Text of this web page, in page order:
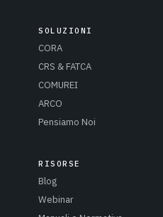
SOLUZIONI
CORA
CRS & FATCA
COMUREI
ARCO
Pensiamo Noi
RISORSE
Blog
Webinar